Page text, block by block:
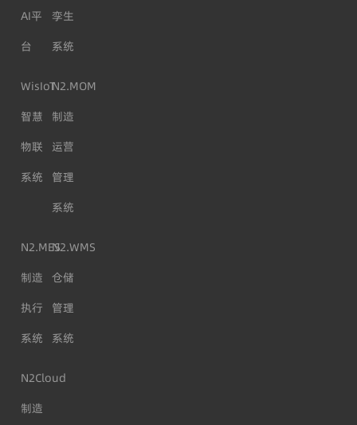
AI平
台
孪生
系统
WisIoT
智慧
物联
系统
N2.MOM
制造
运营
管理
系统
N2.MES
制造
执行
系统
N2.WMS
仓储
管理
系统
N2Cloud
制造